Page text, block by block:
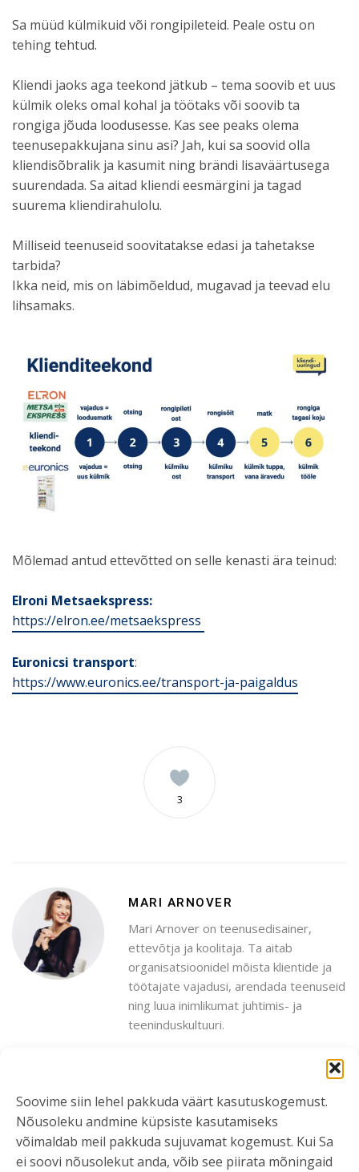
Soovime siin lehel pakkuda väärt kasutuskogemust.
Nõusoleku andmine küpsiste kasutamiseks
võimaldab meil pakkuda sujuvamat kogemust. Kui Sa
ei soovi nõusolekut anda, võib see piirata mõningaid
Sa müüd külmikuid või rongipileteid. Peale ostu on
tehing tehtud.
Kliendi jaoks aga teekond jätkub – tema soovib et uus
külmik oleks omal kohal ja töötaks või soovib ta
rongiga jõuda loodusesse. Kas see peaks olema
teenusepakkujana sinu asi? Jah, kui sa soovid olla
kliendisõbralik ja kasumit ning brändi lisaväärtusega
suurendada. Sa aitad kliendi eesmärgini ja tagad
suurema kliendirahulolu.
Milliseid teenuseid soovitatakse edasi ja tahetakse
tarbida?
Ikka neid, mis on läbimõeldud, mugavad ja teevad elu
lihsamaks.
Mõlemad antud ettevõtted on selle kenasti ära teinud:
Elroni Metsaekspress:
https://elron.ee/metsaekspress
Euronicsi transport:
https://www.euronics.ee/transport-ja-paigaldus
3
MARI ARNOVER
Mari Arnover on teenusedisainer,
ettevõtja ja koolitaja. Ta aitab
organisatsioonidel mõista klientide ja
töötajate vajadusi, arendada teenuseid
ning luua inimlikumat juhtimis- ja
teeninduskultuuri.